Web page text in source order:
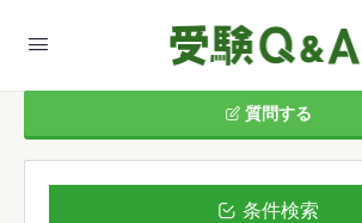
質問する
条件検索